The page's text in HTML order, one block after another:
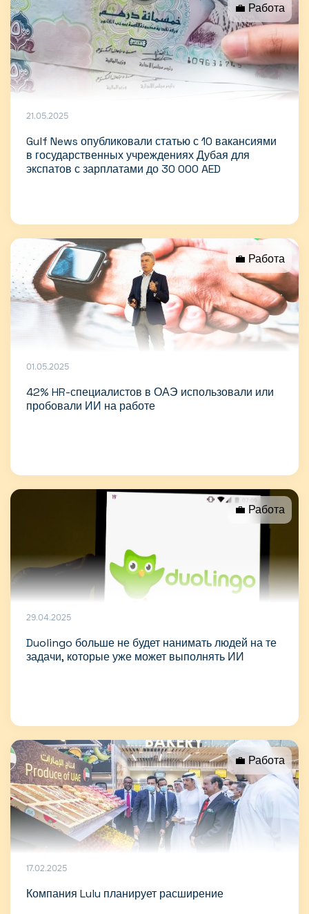
💼 Работа
21.05.2025
Gulf News опубликовали статью с 10 вакансиями
в государственных учреждениях Дубая для
экспатов с зарплатами до 30 000 AED
💼 Работа
01.05.2025
42% HR-специалистов в ОАЭ использовали или
пробовали ИИ на работе
💼 Работа
29.04.2025
Duolingo больше не будет нанимать людей на те
задачи, которые уже может выполнять ИИ
💼 Работа
17.02.2025
Компания Lulu планирует расширение